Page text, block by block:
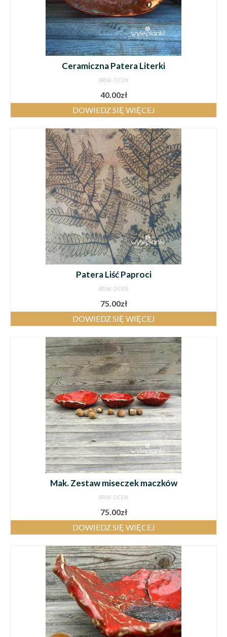
Ceramiczna Patera Literki
BRAK OCEN
40.00zł
DOWIEDZ SIĘ WIĘCEJ
Patera Liść Paproci
BRAK OCEN
75.00zł
DOWIEDZ SIĘ WIĘCEJ
Mak. Zestaw miseczek maczków
BRAK OCEN
75.00zł
DOWIEDZ SIĘ WIĘCEJ